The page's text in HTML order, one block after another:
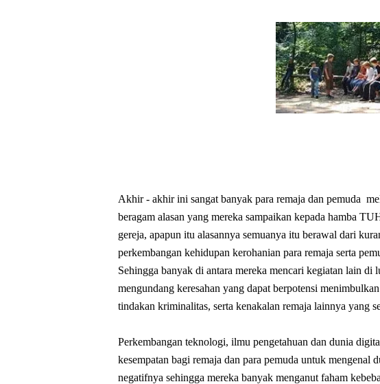
Akhir - akhir ini sangat banyak para remaja dan pemuda
beragam alasan yang mereka sampaikan kepada hamba
gereja, apapun itu alasannya semuanya itu berawal dari
perkembangan kehidupan kerohanian para remaja serta
Sehingga banyak di antara mereka mencari kegiatan lain
mengundang keresahan yang dapat berpotensi
tindakan kriminalitas, serta kenakalan remaja lainnya yang
Perkembangan teknologi, ilmu pengetahuan dan dunia
kesempatan bagi remaja dan para pemuda untuk mengenal
negatifnya sehingga mereka banyak menganut faham